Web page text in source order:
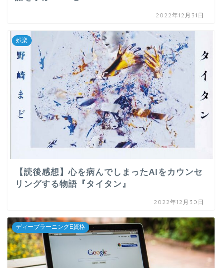
2022年12月31日
娯楽
【読後感想】心を病んでしまったAIをカウンセ
リングする物語『タイタン』
2022年12月30日
ディープラーニングE資格